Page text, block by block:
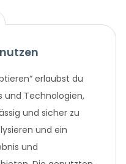
erlaubst du
und Technologien,
und sicher zu
und ein
und